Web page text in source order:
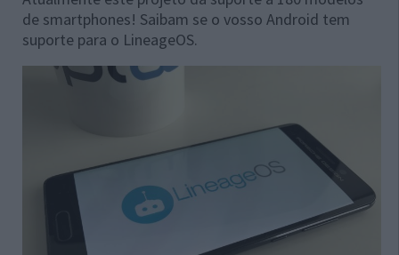
de smartphones! Saibam se o vosso Android tem
suporte para o LineageOS.